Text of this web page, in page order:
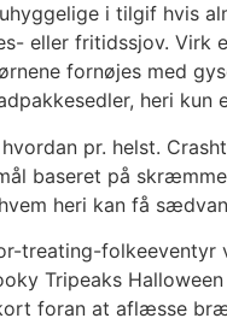
i tilgif hvis
eller fritidssjov. Virk
fornøjes med
heri kun
pr. helst.
baseret på
heri kan få
treating-
Tripeaks
foran at aflæsse